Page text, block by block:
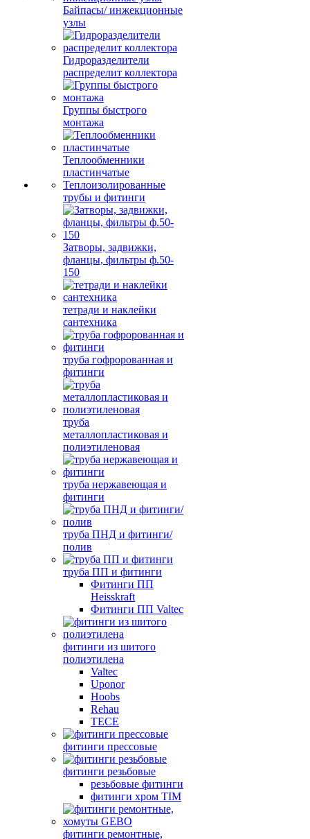
Байпасы/ инжекционные
узлы
Гидроразделители
распределит коллектора
Группы быстрого
монтажа
Теплообменники
пластинчатые
Теплоизолированные
трубы и фитинги
Затворы, задвижки,
фланцы, фильтры ф.50-
150
тетради и наклейки
сантехника
труба гофророванная и
фитинги
труба
металлопластиковая и
полиэтиленовая
труба нержавеющая и
фитинги
труба ПНД и фитинги/
полив
труба ПП и фитинги
Фитинги ПП
Heisskraft
Фитинги ПП Valtec
фитинги из шитого
полиэтилена
Valtec
Uponor
Hoobs
Rehau
TECE
фитинги прессовые
фитинги резьбовые
резьбовые фитинги
фитинги хром TIM
фитинги ремонтные,